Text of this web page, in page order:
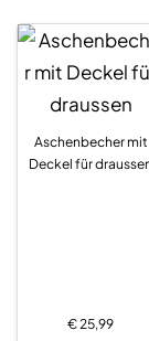
Aschenbecher mit
Deckel für
€25,99